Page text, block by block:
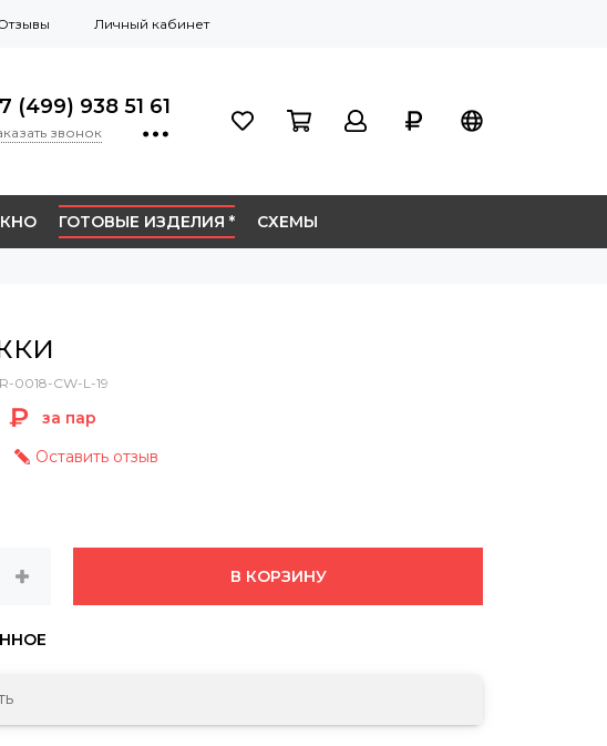
Личный кабинет
(499) 938 51 61
звонок
ГОТОВЫЕ ИЗДЕЛИЯ * СХЕМЫ
0018-CW-L-19
₽
за пар
Оставить отзыв
В КОРЗИНУ